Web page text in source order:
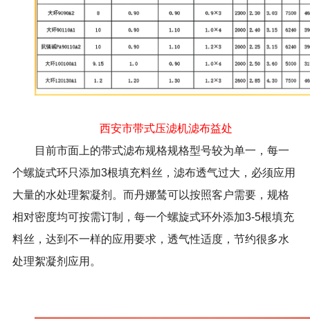
西安市带式压滤机滤布益处
目前市面上的带式滤布规格规格型号较为单一，每一
个螺旋式环只添加3根填充料丝，滤布透气过大，必须应用
大量的水处理絮凝剂。而丹娜鸶可以按照客户需要，规格
相对密度均可按需订制，每一个螺旋式环外添加3-5根填充
料丝，达到不一样的应用要求，透气性适度，节约很多水
处理絮凝剂应用。